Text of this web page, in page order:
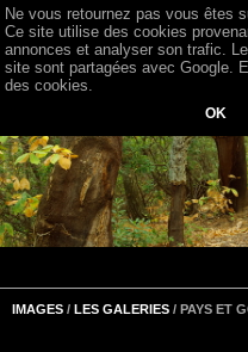
IMAGES / LES GALERIES / PAYS ET
Ne vous retournez pas vous êtes
Ce site utilise des cookies
annonces et analyser son trafic.
site sont partagées avec Google.
des cookies.
OK